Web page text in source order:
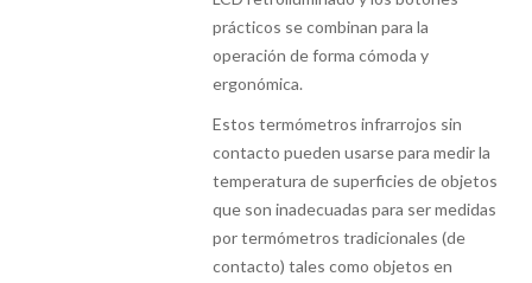
prácticos se combinan para la
operación de forma cómoda y
ergonómica.
Estos termómetros infrarrojos sin
contacto pueden usarse para medir la
temperatura de superficies de objetos
que son inadecuadas para ser medidas
por termómetros tradicionales (de
contacto) tales como objetos en